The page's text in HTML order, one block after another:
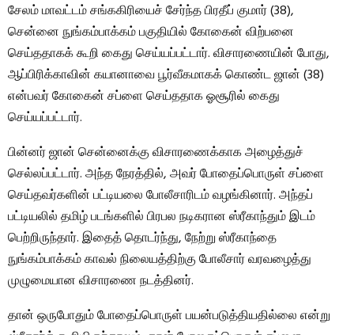
சேலம் மாவட்டம் சங்ககிரியைச் சேர்ந்த பிரதீப் குமார் (38),
சென்னை நுங்கம்பாக்கம் பகுதியில் கோகைன் விற்பனை
செய்ததாகக் கூறி கைது செய்யப்பட்டார். விசாரணையின் போது, ​​
ஆப்பிரிக்காவின் கயானாவை பூர்வீகமாகக் கொண்ட ஜான் (38)
என்பவர் கோகைன் சப்ளை செய்ததாக ஓசூரில் கைது
செய்யப்பட்டார்.
பின்னர் ஜான் சென்னைக்கு விசாரணைக்காக அழைத்துச்
செல்லப்பட்டார். அந்த நேரத்தில், அவர் போதைப்பொருள் சப்ளை
செய்தவர்களின் பட்டியலை போலீசாரிடம் வழங்கினார். அந்தப்
பட்டியலில் தமிழ் படங்களில் பிரபல நடிகரான ஸ்ரீகாந்தும் இடம்
பெற்றிருந்தார். இதைத் தொடர்ந்து, நேற்று ஸ்ரீகாந்தை
நுங்கம்பாக்கம் காவல் நிலையத்திற்கு போலீசார் வரவழைத்து
முழுமையான விசாரணை நடத்தினர்.
தான் ஒருபோதும் போதைப்பொருள் பயன்படுத்தியதில்லை என்று